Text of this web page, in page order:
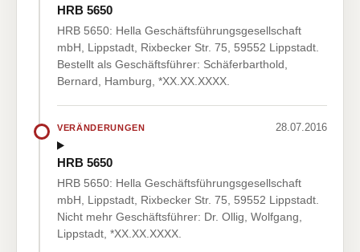
HRB 5650
HRB 5650: Hella Geschäftsführungsgesellschaft
mbH, Lippstadt, Rixbecker Str. 75, 59552 Lippstadt.
Bestellt als Geschäftsführer: Schäferbarthold,
Bernard, Hamburg, *XX.XX.XXXX.
VERÄNDERUNGEN 28.07.2016
HRB 5650
HRB 5650: Hella Geschäftsführungsgesellschaft
mbH, Lippstadt, Rixbecker Str. 75, 59552 Lippstadt.
Nicht mehr Geschäftsführer: Dr. Ollig, Wolfgang,
Lippstadt, *XX.XX.XXXX.